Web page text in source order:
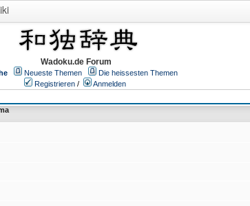
Wadoku.de Forum
Neueste Themen
Die heissesten Themen
Registrieren /
Anmelden